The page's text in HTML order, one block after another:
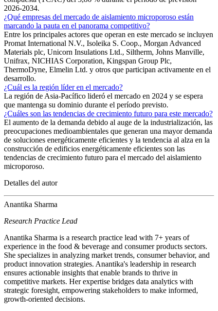
2026-2034.
¿Qué empresas del mercado de aislamiento microporoso están
marcando la pauta en el panorama competitivo?
Entre los principales actores que operan en este mercado se incluyen
Promat International N.V., Isoleika S. Coop., Morgan Advanced
Materials plc, Unicorn Insulations Ltd., Siltherm, Johns Manville,
Unifrax, NICHIAS Corporation, Kingspan Group Plc,
ThermoDyne, Elmelin Ltd. y otros que participan activamente en el
desarrollo.
¿Cuál es la región líder en el mercado?
La región de Asia-Pacífico lideró el mercado en 2024 y se espera
que mantenga su dominio durante el período previsto.
¿Cuáles son las tendencias de crecimiento futuro para este mercado?
El aumento de la demanda debido al auge de la industrialización, las
preocupaciones medioambientales que generan una mayor demanda
de soluciones energéticamente eficientes y la tendencia al alza en la
construcción de edificios energéticamente eficientes son las
tendencias de crecimiento futuro para el mercado del aislamiento
microporoso.
Detalles del autor
Anantika Sharma
Research Practice Lead
Anantika Sharma is a research practice lead with 7+ years of
experience in the food & beverage and consumer products sectors.
She specializes in analyzing market trends, consumer behavior, and
product innovation strategies. Anantika's leadership in research
ensures actionable insights that enable brands to thrive in
competitive markets. Her expertise bridges data analytics with
strategic foresight, empowering stakeholders to make informed,
growth-oriented decisions.